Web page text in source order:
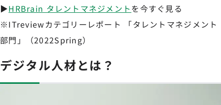
▶︎HRBrain タレントマネジメントを今すぐ見る
※ITreviewカテゴリーレポート 「タレントマネジメント
部門」（2022Spring）
デジタル人材とは？